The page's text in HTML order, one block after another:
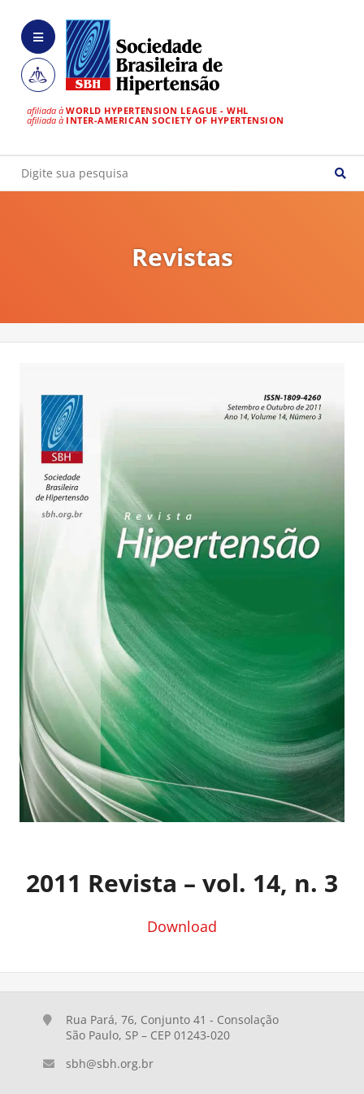
afiliada à WORLD HYPERTENSION LEAGUE - WHL
afiliada à INTER-AMERICAN SOCIETY OF HYPERTENSION
Revistas
2011 Revista – vol. 14, n. 3
Download
Rua Pará, 76, Conjunto 41 - Consolação
São Paulo, SP – CEP 01243-020
sbh@sbh.org.br